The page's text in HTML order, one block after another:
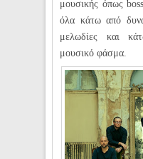
μουσικής όπως
όλα κάτω από
μελωδίες και
μουσικό φάσμα.